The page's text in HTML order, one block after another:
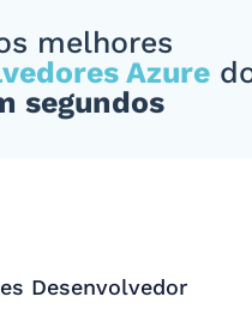
melhores
Azure
segundos
Desenvolvedor